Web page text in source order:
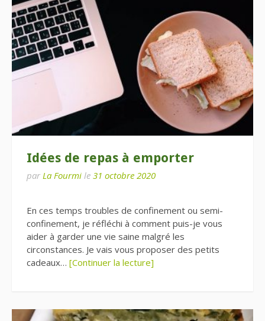
Idées de repas à emporter
par La Fourmi le 31 octobre 2020
En ces temps troubles de confinement ou semi-
confinement, je réfléchi à comment puis-je vous
aider à garder une vie saine malgré les
circonstances. Je vais vous proposer des petits
cadeaux… [Continuer la lecture]